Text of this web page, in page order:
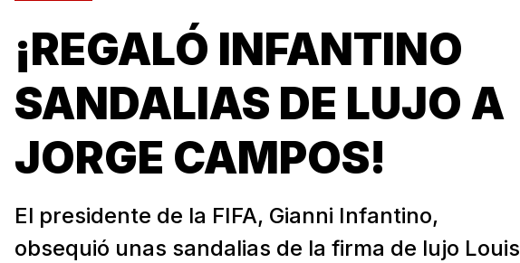
¡REGALÓ INFANTINO
SANDALIAS DE LUJO A
JORGE CAMPOS!
El presidente de la FIFA, Gianni Infantino,
obsequió unas sandalias de la firma de lujo Louis